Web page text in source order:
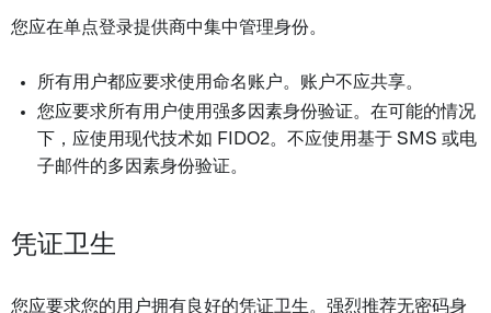
您应在单点登录提供商中集中管理身份。
所有用户都应要求使用命名账户。账户不应共享。
您应要求所有用户使用强多因素身份验证。在可能的情况
下，应使用现代技术如 FIDO2。不应使用基于 SMS 或电
子邮件的多因素身份验证。
凭证卫生
您应要求您的用户拥有良好的凭证卫生。强烈推荐无密码身